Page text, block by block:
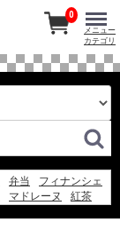
弁当
フィナンシェ
マドレーヌ
紅茶
0
メニュー
カテゴリ